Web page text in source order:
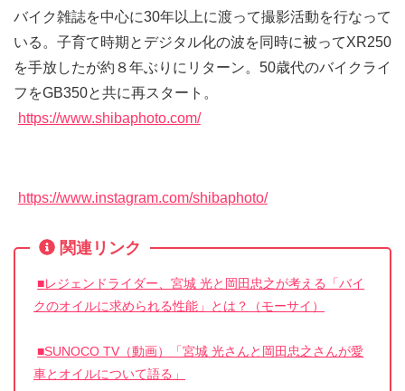
バイク雑誌を中心に30年以上に渡って撮影活動を行なって
いる。子育て時期とデジタル化の波を同時に被ってXR250
を手放したが約８年ぶりにリターン。50歳代のバイクライ
フをGB350と共に再スタート。
https://www.shibaphoto.com/
https://www.instagram.com/shibaphoto/
関連リンク
■レジェンドライダー、宮城 光と岡田忠之が考える「バイ
クのオイルに求められる性能」とは？（モーサイ）
■SUNOCO TV（動画）「宮城 光さんと岡田忠之さんが愛
車とオイルについて語る」